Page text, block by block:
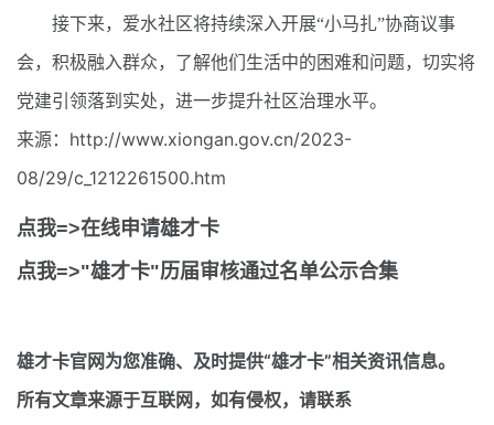
接下来，爱水社区将持续深入开展“小马扎”协商议事
会，积极融入群众，了解他们生活中的困难和问题，切实将
党建引领落到实处，进一步提升社区治理水平。
来源：http://www.xiongan.gov.cn/2023-
08/29/c_1212261500.htm
点我=>在线申请雄才卡
点我=>"雄才卡"历届审核通过名单公示合集
雄才卡官网为您准确、及时提供“雄才卡”相关资讯信息。
所有文章来源于互联网，如有侵权，请联系